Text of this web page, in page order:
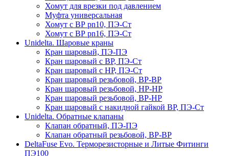
Хомут для врезки под давлением
Муфта универсальная
Хомут с ВР pn10, ПЭ-Ст
Хомут с ВР pn16, ПЭ-Ст
Unidelta. Шаровые краны
Кран шаровый, ПЭ-ПЭ
Кран шаровый с ВР, ПЭ-Ст
Кран шаровый с НР, ПЭ-Ст
Кран шаровый резьбовой, ВР-ВР
Кран шаровый резьбовой, НР-НР
Кран шаровый резьбовой, ВР-НР
Кран шаровый с накидной гайкой ВР, ПЭ-Ст
Unidelta. Обратные клапаны
Клапан обратный, ПЭ-ПЭ
Клапан обратный резьбовой, ВР-ВР
DeltaFuse Evo. Терморезисторные и Литые Фитинги
ПЭ100